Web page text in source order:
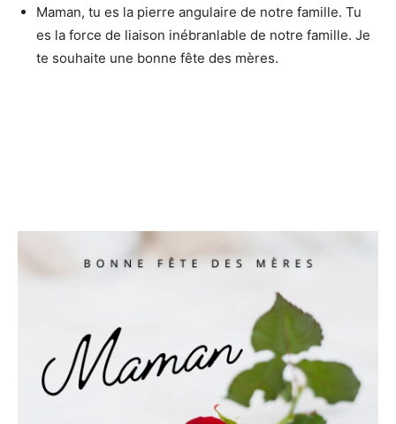
Maman, tu es la pierre angulaire de notre famille. Tu
es la force de liaison inébranlable de notre famille. Je
te souhaite une bonne fête des mères.